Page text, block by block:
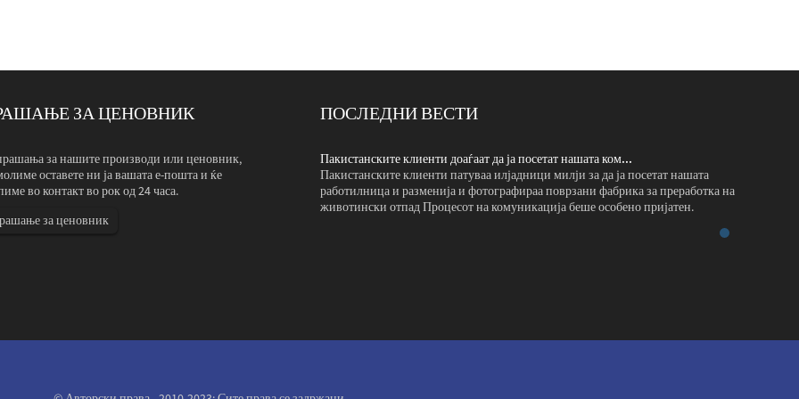
ЗА ЦЕНОВНИК
за нашите производи или ценовник,
оставете ни ја вашата е-пошта и ќе
во контакт во рок од 24 часа.
за ценовник
ПОСЛЕДНИ ВЕСТИ
доаѓаат да ја посетат нашата ком...
патуваа илјадници милји за да ја посетат нашата
и фотографираа поврзани фабрика за преработка на
Пакистанските клиенти доаѓаат да ја посетат нашата ком...
Пакистанските клиенти патуваа илјадници милји за да ја посетат нашата
работилница и разменија и фотографираа поврзани фабрика за преработка на
животински отпад Процесот на комуникација беше особено пријатен.